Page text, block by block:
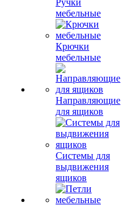
Ручки
мебельные
Крючки
мебельные
Направляющие
для ящиков
Системы для
выдвижения
ящиков